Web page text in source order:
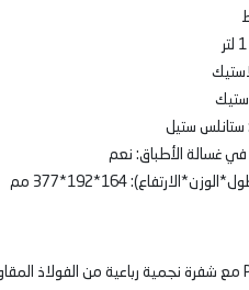
ستانلس ستيل
في غسالة الأطباق: نعم
164*192*377 مم